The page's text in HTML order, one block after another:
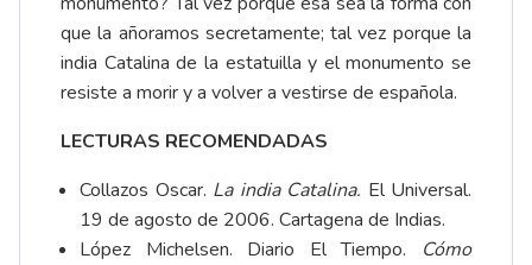
que la añoramos secretamente; tal vez porque la
india Catalina de la estatuilla y el monumento se
resiste a morir y a volver a vestirse de española.
LECTURAS RECOMENDADAS
Collazos Oscar. La india Catalina. El Universal.
19 de agosto de 2006. Cartagena de Indias.
López Michelsen. Diario El Tiempo. Cómo